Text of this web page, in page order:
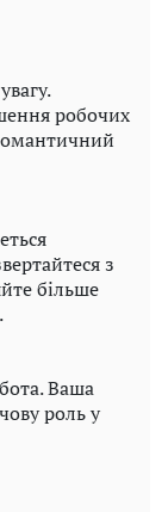
робочих
з
більше
Ваша
роль у